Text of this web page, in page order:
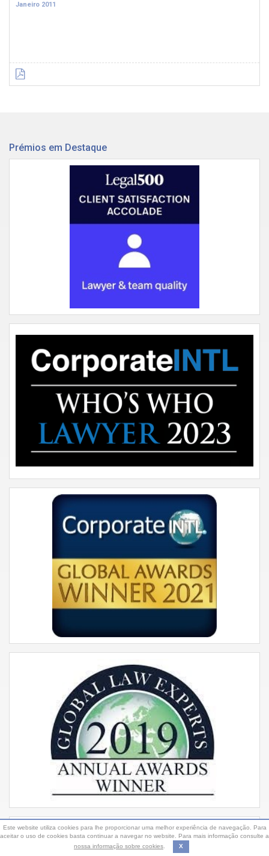
Este website utiliza cookies para lhe proporcionar uma melhor experiência de navegação. Para
aceitar o uso de cookies basta continuar a navegar no website. Para mais informação consulte a
nossa informação sobre cookies
X
Janeiro 2011
Prémios em Destaque